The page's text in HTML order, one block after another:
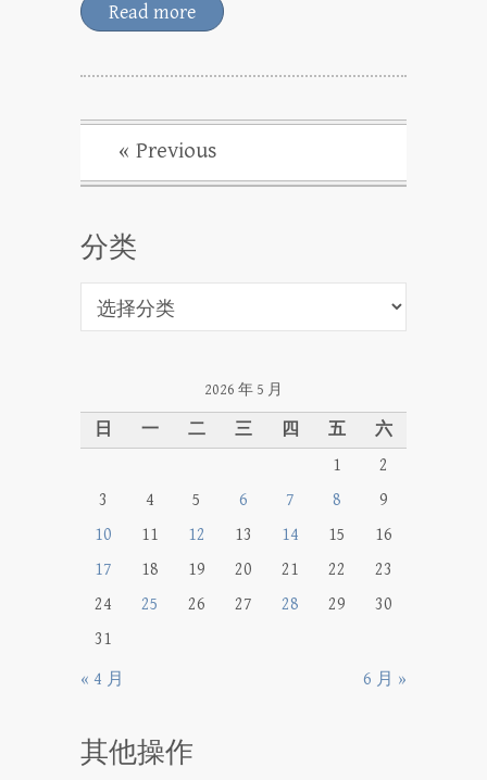
Read more
« Previous
分类
2026 年 5 月
日 一 二 三 四 五
六
1
2
3
4 5 6 7 8
9
10
11 12 13 14 15
16
17
18 19 20 21 22
23
24
25 26 27 28 29
30
31
« 4 月
6 月 »
其他操作